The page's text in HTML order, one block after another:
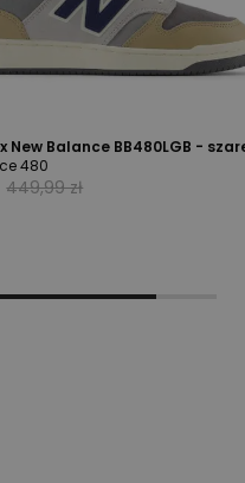
New Balance BB480LGB -
480
449,99 zł